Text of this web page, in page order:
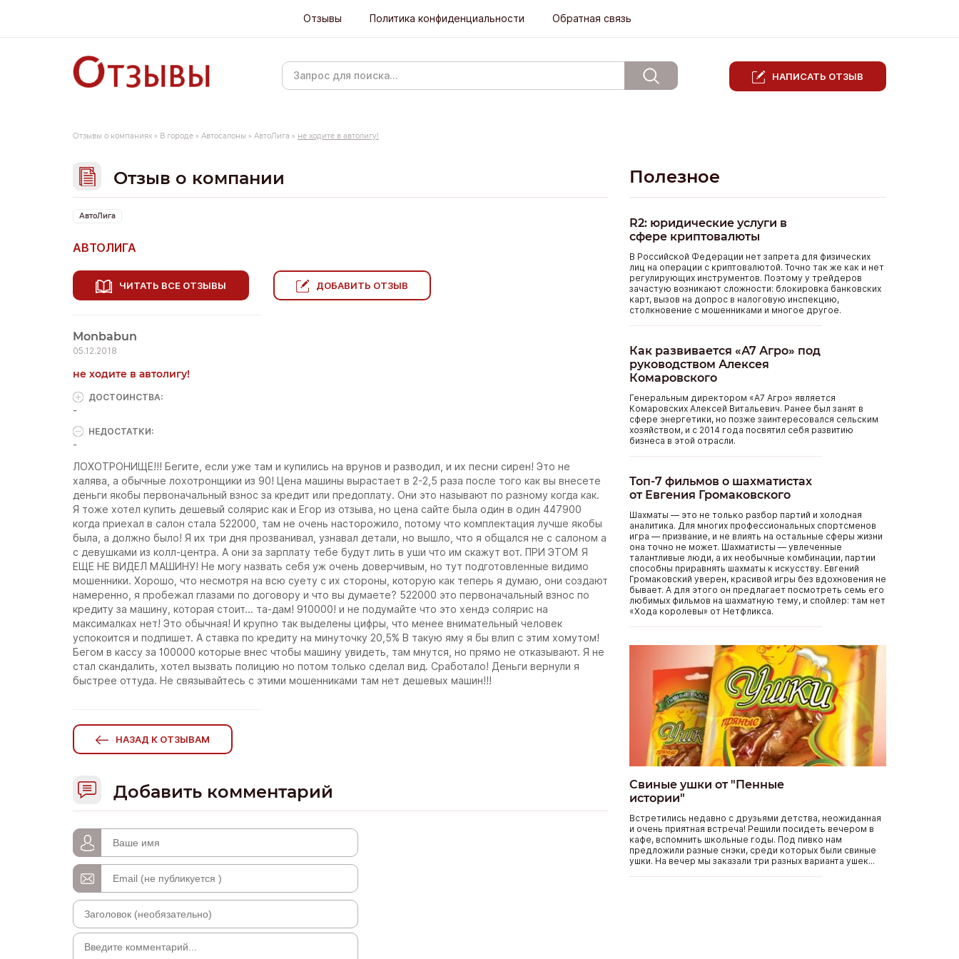
Отзывы Политика конфиденциальности Обратная связь
НАПИСАТЬ ОТЗЫВ
Отзывы о компаниях » В городе » Автосалоны » АвтоЛига » не ходите в автолигу!
Отзыв о компании
АвтоЛига
АВТОЛИГА
ЧИТАТЬ ВСЕ ОТЗЫВЫ ДОБАВИТЬ ОТЗЫВ
Monbabun
05.12.2018
не ходите в автолигу!
ДОСТОИНCТВА:
-
НЕДОСТАТКИ:
-
ЛОХОТРОНИЩЕ!!! Бегите, если уже там и купились на врунов и разводил, и их песни сирен! Это не
халява, а обычные лохотронщики из 90! Цена машины вырастает в 2-2,5 раза после того как вы внесете
деньги якобы первоначальный взнос за кредит или предоплату. Они это называют по разному когда как.
Я тоже хотел купить дешевый солярис как и Егор из отзыва, но цена сайте была один в один 447900
когда приехал в салон стала 522000, там не очень насторожило, потому что комплектация лучше якобы
была, а должно было! Я их три дня прозванивал, узнавал детали, но вышло, что я общался не с салоном а
с девушками из колл-центра. А они за зарплату тебе будут лить в уши что им скажут вот. ПРИ ЭТОМ Я
ЕЩЕ НЕ ВИДЕЛ МАШИНУ! Не могу назвать себя уж очень доверчивым, но тут подготовленные видимо
мошенники. Хорошо, что несмотря на всю суету с их стороны, которую как теперь я думаю, они создают
намеренно, я пробежал глазами по договору и что вы думаете? 522000 это первоначальный взнос по
кредиту за машину, которая стоит... та-дам! 910000! и не подумайте что это хендэ солярис на
максималках нет! Это обычная! И крупно так выделены цифры, что менее внимательный человек
успокоится и подпишет. А ставка по кредиту на минуточку 20,5% В такую яму я бы влип с этим хомутом!
Бегом в кассу за 100000 которые внес чтобы машину увидеть, там мнутся, но прямо не отказывают. Я не
стал скандалить, хотел вызвать полицию но потом только сделал вид. Сработало! Деньги вернули я
быстрее оттуда. Не связывайтесь с этими мошенниками там нет дешевых машин!!!
НАЗАД К ОТЗЫВАМ
Добавить комментарий
Полезное
R2: юридические услуги в
сфере криптовалюты
В Российской Федерации нет запрета для физических
лиц на операции с криптовалютой. Точно так же как и нет
регулирующих инструментов. Поэтому у трейдеров
зачастую возникают сложности: блокировка банковских
карт, вызов на допрос в налоговую инспекцию,
столкновение с мошенниками и многое другое.
Как развивается «А7 Агро» под
руководством Алексея
Комаровского
Генеральным директором «А7 Агро» является
Комаровских Алексей Витальевич. Ранее был занят в
сфере энергетики, но позже заинтересовался сельским
хозяйством, и с 2014 года посвятил себя развитию
бизнеса в этой отрасли.
Топ-7 фильмов о шахматистах
от Евгения Громаковского
Шахматы — это не только разбор партий и холодная
аналитика. Для многих профессиональных спортсменов
игра — призвание, и не влиять на остальные сферы жизни
она точно не может. Шахматисты — увлеченные
талантливые люди, а их необычные комбинации, партии
способны приравнять шахматы к искусству. Евгений
Громаковский уверен, красивой игры без вдохновения не
бывает. А для этого он предлагает посмотреть семь его
любимых фильмов на шахматную тему, и спойлер: там нет
«Хода королевы» от Нетфликса.
Свиные ушки от "Пенные
истории"
Встретились недавно с друзьями детства, неожиданная
и очень приятная встреча! Решили посидеть вечером в
кафе, вспомнить школьные годы. Под пивко нам
предложили разные снэки, среди которых были свиные
ушки. На вечер мы заказали три разных варианта ушек...